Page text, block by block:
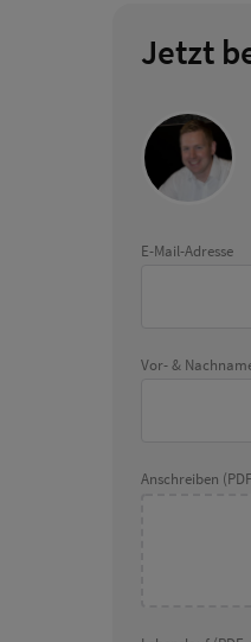
Jetzt
E-Mail-Adresse
Vor- &
Anschreiben